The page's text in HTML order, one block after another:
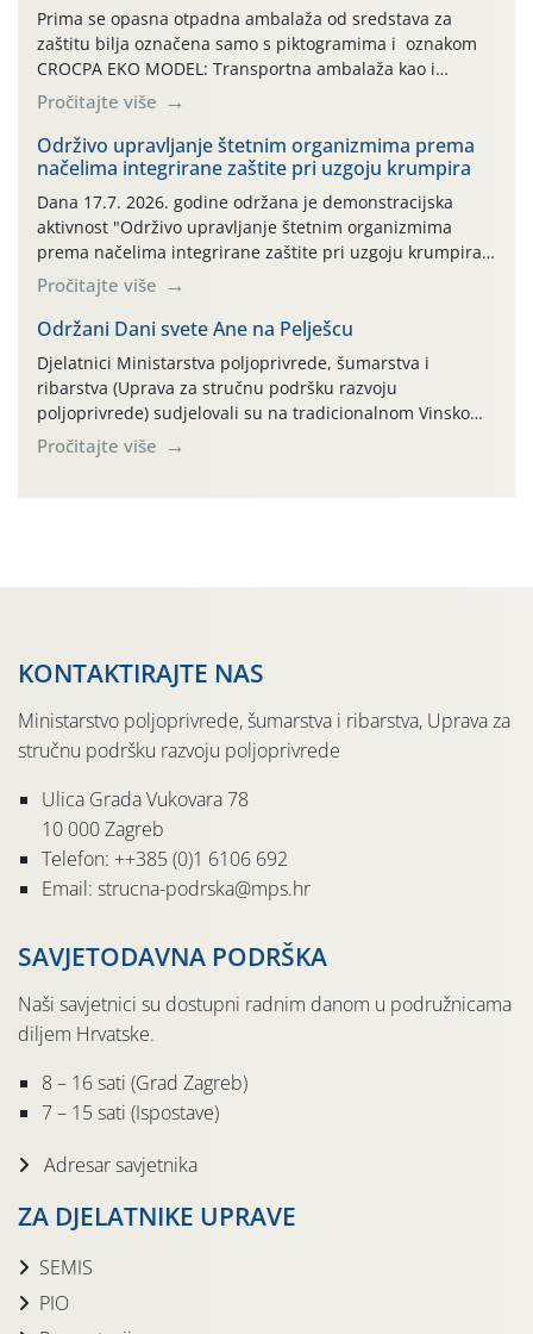
Prima se opasna otpadna ambalaža od sredstava za
zaštitu bilja označena samo s piktogramima i oznakom
CROCPA EKO MODEL: Transportna ambalaža kao i
ambalaža drugih proizvoda koji nisu sredstva za zaštitu
bilja (npr. ambalaža od mineralnih gnojiva,) se ne
prihvaća. Korisnicima je osiguran besplatni povrat
prazne ambalaže isključivo ovih tvrtki: AGROCHEM-MAKS,
AGRONOM, ALBAUGH TKI* (PINUS […]
Pročitajte više
Održivo upravljanje štetnim organizmima prema
načelima integrirane zaštite pri uzgoju krumpira
Dana 17.7. 2026. godine održana je demonstracijska
aktivnost "Održivo upravljanje štetnim organizmima
prema načelima integrirane zaštite pri uzgoju krumpira"
na pokusnom polju "Poredje", kraj naselja Belica (ARKOD
parcela ID 2445031) (središnji dio Međimurske županije).
Pročitajte više
Održani Dani svete Ane na Pelješcu
Djelatnici Ministarstva poljoprivrede, šumarstva i
ribarstva (Uprava za stručnu podršku razvoju
poljoprivrede) sudjelovali su na tradicionalnom Vinskom
forumu, održanom 24.07.2026. godine u Domu vinarske
tradicije u Putnikovićima na poluotoku Pelješcu, u
Pročitajte više
KONTAKTIRAJTE NAS
Ministarstvo poljoprivrede, šumarstva i ribarstva, Uprava za
stručnu podršku razvoju poljoprivrede
Ulica Grada Vukovara 78
10 000 Zagreb
Telefon: ++385 (0)1 6106 692
Email: strucna-podrska@mps.hr
SAVJETODAVNA PODRŠKA
Naši savjetnici su dostupni radnim danom u podružnicama
diljem Hrvatske.
8 – 16 sati (Grad Zagreb)
7 – 15 sati (Ispostave)
Adresar savjetnika
ZA DJELATNIKE UPRAVE
SEMIS
PIO